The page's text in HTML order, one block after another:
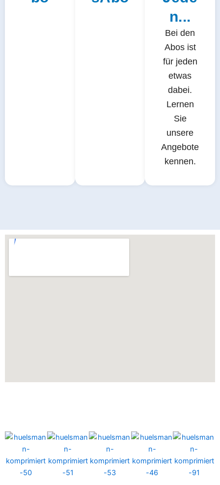
n...
Bei den
Abos ist
für jeden
etwas
dabei.
Lernen
Sie
unsere
Angebote
kennen.